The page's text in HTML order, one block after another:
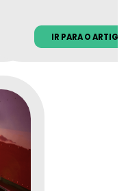
IR PARA O ARTIGO